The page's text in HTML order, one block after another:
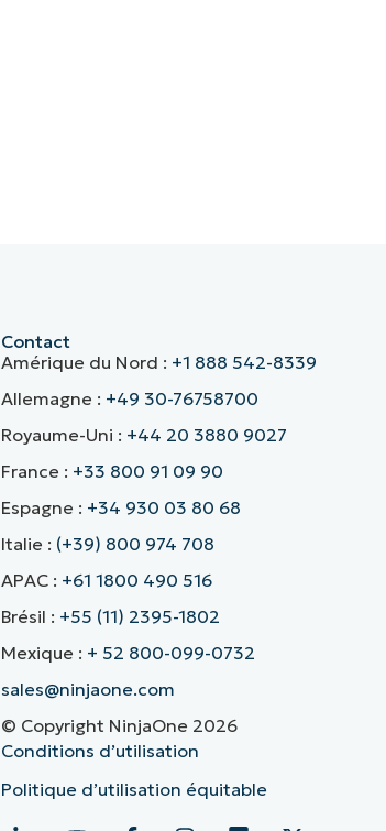
Contact
Amérique du Nord : +1 888 542-8339
Allemagne : +49 30-76758700
Royaume-Uni : +44 20 3880 9027
France : +33 800 91 09 90
Espagne : +34 930 03 80 68
Italie : (+39) 800 974 708
APAC : +61 1800 490 516
Brésil : +55 (11) 2395-1802
Mexique : + 52 800-099-0732
sales@ninjaone.com
© Copyright NinjaOne 2026
Conditions d’utilisation
Politique d’utilisation équitable